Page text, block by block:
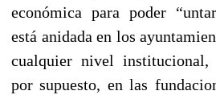
económica para poder
está anidada en los
cualquier nivel
por supuesto, en las